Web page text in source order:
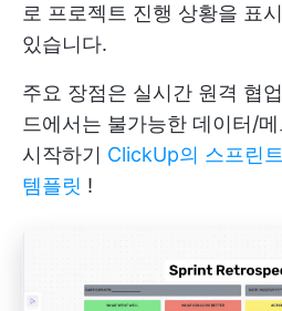
로 프로젝트 진행 상황을 표
있습니다.
주요 장점은 실시간 원격 협
드에서는 불가능한 데이터/
시작하기 ClickUp의 스프린
템플릿 !